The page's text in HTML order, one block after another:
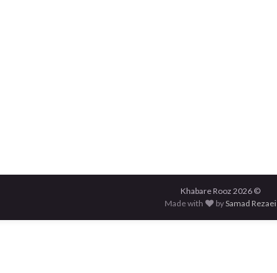
© 2026 Khabare Rooz
Made with
bySamad Rezaei